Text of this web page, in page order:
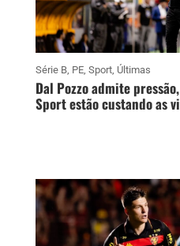
Série B, PE, Sport, Últimas
Dal Pozzo admite
Sport estão custando as